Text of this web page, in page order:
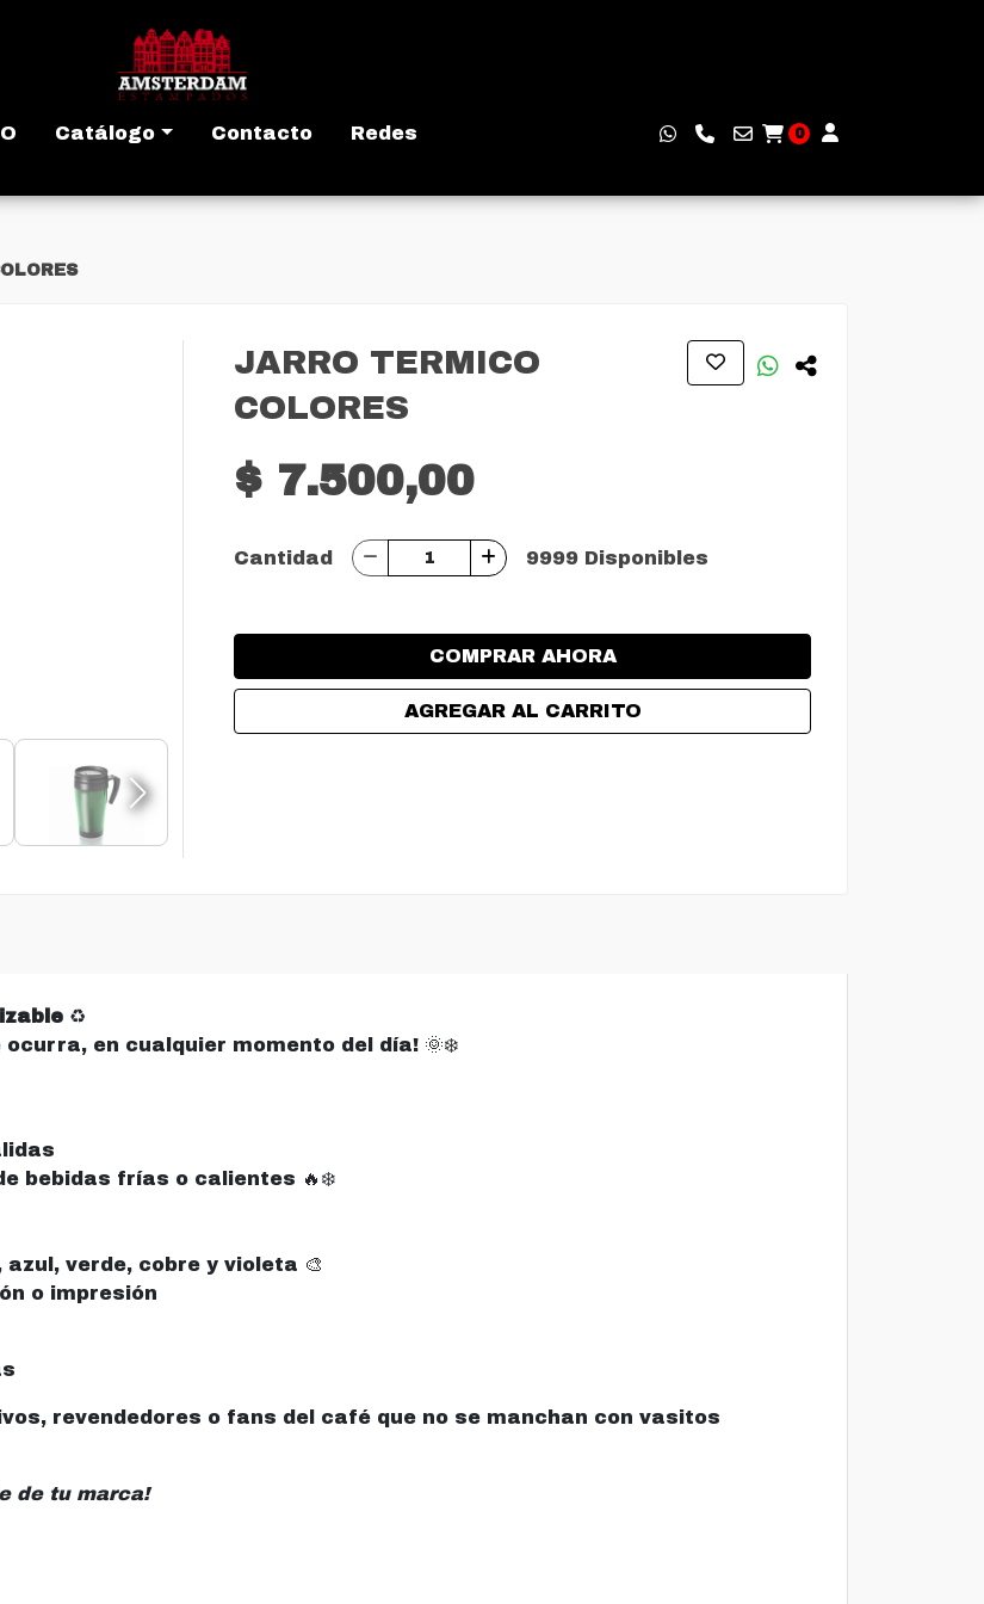
Catálogo Contacto Redes 0
JARRO TERMICO
COLORES
$ 7.500,00
Cantidad 9999 Disponibles
COMPRAR AHORA
AGREGAR AL CARRITO
♻️
en cualquier momento del día! 🌞❄️
bebidas frías o calientes 🔥❄️
verde, cobre y violeta 🎨
o impresión
revendedores o fans del café que no se manchan con vasitos
de tu marca!